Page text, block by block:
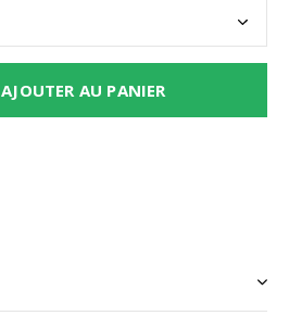
AJOUTER AU PANIER